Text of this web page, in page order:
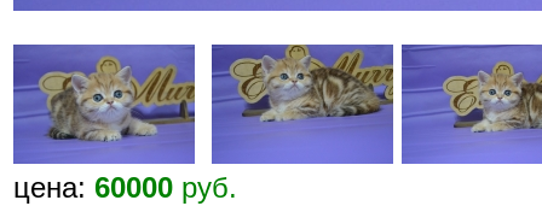
цена: 60000 руб.